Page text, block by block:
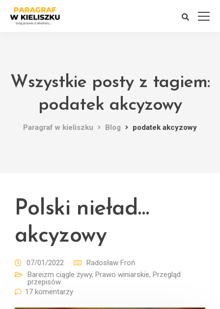
Wszystkie posty z tagiem:
podatek akcyzowy
Paragraf w kieliszku Blog podatek akcyzowy
Polski nieład…
akcyzowy
07/01/2022
Radosław Froń
Bareizm ciągle żywy, Prawo winiarskie, Przegląd
przepisów
17 komentarzy